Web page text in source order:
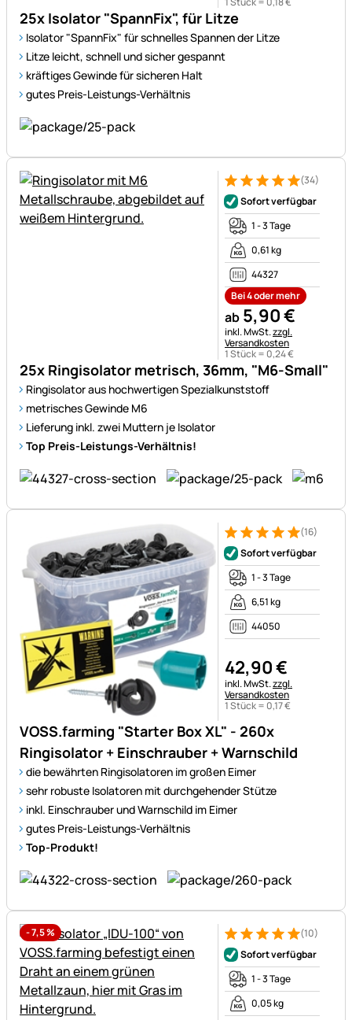
25x Isolator "SpannFix", für Litze
Isolator "SpannFix" für schnelles Spannen der Litze
Litze leicht, schnell und sicher gespannt
kräftiges Gewinde für sicheren Halt
gutes Preis-Leistungs-Verhältnis
25x Ringisolator metrisch, 36mm, "M6-Small"
Ringisolator aus hochwertigen Spezialkunststoff
metrisches Gewinde M6
Lieferung inkl. zwei Muttern je Isolator
Top Preis-Leistungs-Verhältnis!
Bewertung: 5 von 5 (34
34 Bewertungen (34)
Sofort verfügbar
1 - 3 Tage
0,61 kg
44327
Bei 4 oder mehr
ab 5,90€
Steuerhinweis:
inkl. MwSt.zzgl.
Versandkosten
1 Stück = 0,24€
VOSS.farming "Starter Box XL" - 260x
Ringisolator + Einschrauber + Warnschild
die bewährten Ringisolatoren im großen Eimer
sehr robuste Isolatoren mit durchgehender Stütze
inkl. Einschrauber und Warnschild im Eimer
gutes Preis-Leistungs-Verhältnis
Top-Produkt!
Bewertung: 5 von 5 (16
16 Bewertungen (16)
Sofort verfügbar
1 - 3 Tage
6,51 kg
44050
42,90€
Steuerhinweis:
inkl. MwSt.zzgl.
Versandkosten
1 Stück = 0,17€
-7,5% Bewertung: 5 von 5 (10
10 Bewertungen (10)
Sofort verfügbar
1 - 3 Tage
0,05 kg